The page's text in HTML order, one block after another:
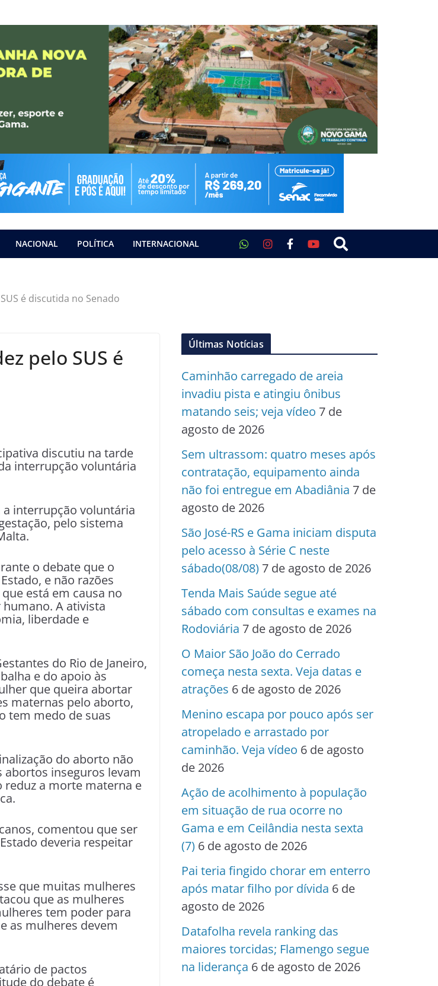
NACIONAL POLÍTICA INTERNACIONAL
é discutida no Senado
pelo SUS é
discutiu na tarde
interrupção voluntária
a interrupção voluntária
pelo sistema
o debate que o
e não razões
está em causa no
A ativista
liberdade e
do Rio de Janeiro,
e do apoio às
que queira abortar
maternas pelo aborto,
tem medo de suas
do aborto não
abortos inseguros levam
reduz a morte materna e
comentou que ser
deveria respeitar
que muitas mulheres
que as mulheres
tem poder para
as mulheres devem
de pactos
do debate é
Últimas Notícias
Caminhão carregado de areia
invadiu pista e atingiu ônibus
matando seis; veja vídeo 7 de
agosto de 2026
Sem ultrassom: quatro meses após
contratação, equipamento ainda
não foi entregue em Abadiânia 7 de
agosto de 2026
São José-RS e Gama iniciam disputa
pelo acesso à Série C neste
sábado(08/08) 7 de agosto de 2026
Tenda Mais Saúde segue até
sábado com consultas e exames na
Rodoviária 7 de agosto de 2026
O Maior São João do Cerrado
começa nesta sexta. Veja datas e
atrações 6 de agosto de 2026
Menino escapa por pouco após ser
atropelado e arrastado por
caminhão. Veja vídeo 6 de agosto
de 2026
Ação de acolhimento à população
em situação de rua ocorre no
Gama e em Ceilândia nesta sexta
(7) 6 de agosto de 2026
Pai teria fingido chorar em enterro
após matar filho por dívida 6 de
agosto de 2026
Datafolha revela ranking das
maiores torcidas; Flamengo segue
na liderança 6 de agosto de 2026